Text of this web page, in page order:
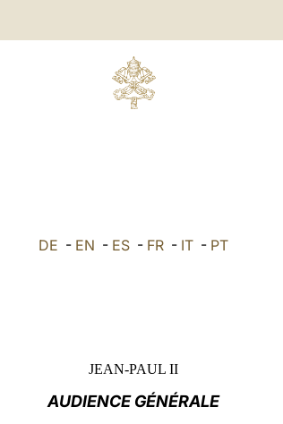
DE - EN - ES - FR - IT - PT
JEAN-PAUL II
AUDIENCE GÉNÉRALE